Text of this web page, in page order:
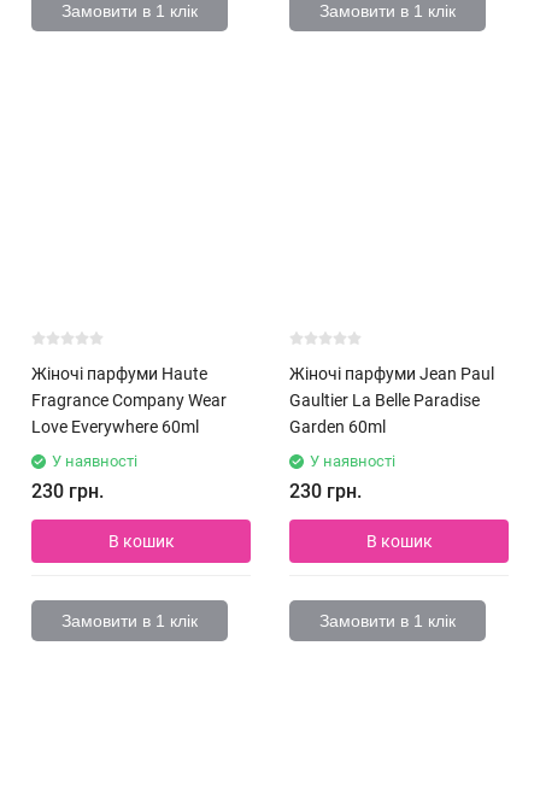
Замовити в 1 клік Замовити в 1 клік
Жіночі парфуми Haute
Fragrance Company Wear
Love Everywhere 60ml
У наявності
230 грн.
В кошик
Замовити в 1 клік
Жіночі парфуми Jean Paul
Gaultier La Belle Paradise
Garden 60ml
У наявності
230 грн.
В кошик
Замовити в 1 клік